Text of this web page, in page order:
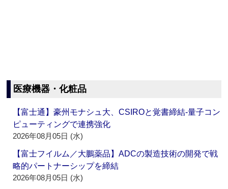
医療機器・化粧品
【富士通】豪州モナシュ大、CSIROと覚書締結‐量子コン
ピューティングで連携強化
2026年08月05日 (水)
【富士フイルム／大鵬薬品】ADCの製造技術の開発で戦
略的パートナーシップを締結
2026年08月05日 (水)